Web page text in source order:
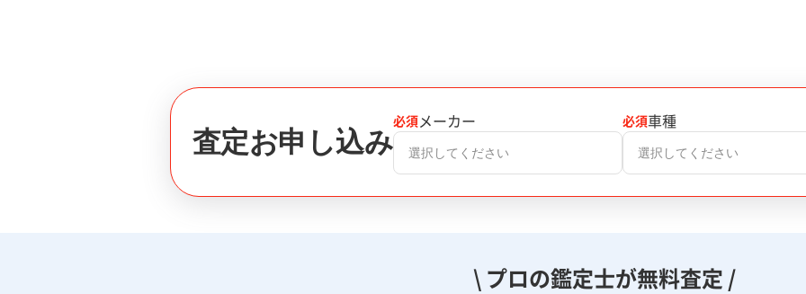
査定お申し込み
必須メーカー
選択してください
必須車種
選択してください
\ プロの鑑定士が無料査定 /